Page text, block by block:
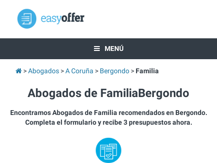
MENÚ
Abogados A Coruña Bergondo Familia
Abogados de FamiliaBergondo
Encontramos Abogados de Familia recomendados en Bergondo.
Completa el formulario y recibe 3 presupuestos ahora.